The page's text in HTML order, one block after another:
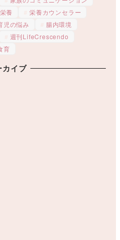
栄養
栄養カウンセラー
児の悩み
腸内環境
週刊LifeCrescendo
育
カイブ